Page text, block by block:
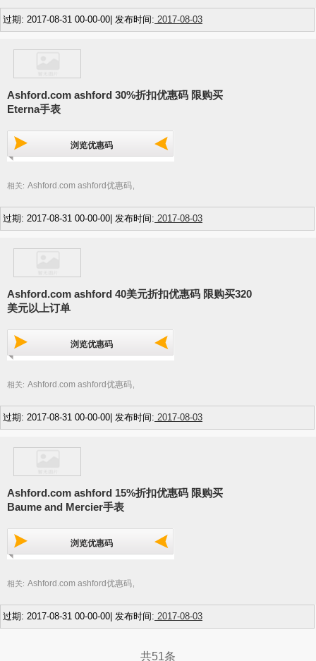
过期: 2017-08-31 00-00-00| 发布时间: 2017-08-03
Ashford.com ashford 30%折扣优惠码 限购买
Eterna手表
浏览优惠码
相关: Ashford.com ashford优惠码
过期: 2017-08-31 00-00-00| 发布时间: 2017-08-03
Ashford.com ashford 40美元折扣优惠码 限购买320
美元以上订单
浏览优惠码
相关: Ashford.com ashford优惠码
过期: 2017-08-31 00-00-00| 发布时间: 2017-08-03
Ashford.com ashford 15%折扣优惠码 限购买
Baume and Mercier手表
浏览优惠码
相关: Ashford.com ashford优惠码
过期: 2017-08-31 00-00-00| 发布时间: 2017-08-03
共51条